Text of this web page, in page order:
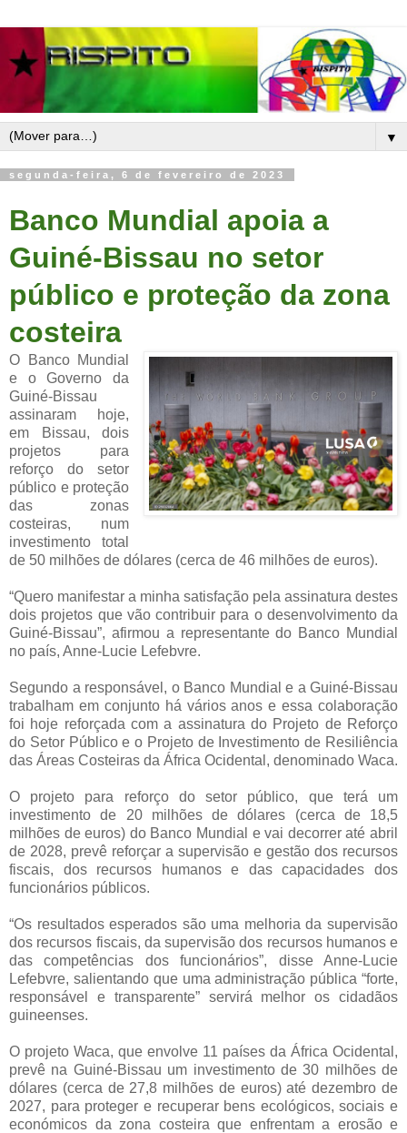
▼
segunda-feira, 6 de fevereiro de 2023
Banco Mundial apoia a
Guiné-Bissau no setor
público e proteção da zona
costeira
O Banco Mundial
e o Governo da
Guiné-Bissau
assinaram hoje,
em Bissau, dois
projetos para
reforço do setor
público e proteção
das zonas
costeiras, num
investimento total
de 50 milhões de dólares (cerca de 46 milhões de euros).
“Quero manifestar a minha satisfação pela assinatura destes
dois projetos que vão contribuir para o desenvolvimento da
Guiné-Bissau”, afirmou a representante do Banco Mundial
no país, Anne-Lucie Lefebvre.
Segundo a responsável, o Banco Mundial e a Guiné-Bissau
trabalham em conjunto há vários anos e essa colaboração
foi hoje reforçada com a assinatura do Projeto de Reforço
do Setor Público e o Projeto de Investimento de Resiliência
das Áreas Costeiras da África Ocidental, denominado Waca.
O projeto para reforço do setor público, que terá um
investimento de 20 milhões de dólares (cerca de 18,5
milhões de euros) do Banco Mundial e vai decorrer até abril
de 2028, prevê reforçar a supervisão e gestão dos recursos
fiscais, dos recursos humanos e das capacidades dos
funcionários públicos.
“Os resultados esperados são uma melhoria da supervisão
dos recursos fiscais, da supervisão dos recursos humanos e
das competências dos funcionários”, disse Anne-Lucie
Lefebvre, salientando que uma administração pública “forte,
responsável e transparente” servirá melhor os cidadãos
guineenses.
O projeto Waca, que envolve 11 países da África Ocidental,
prevê na Guiné-Bissau um investimento de 30 milhões de
dólares (cerca de 27,8 milhões de euros) até dezembro de
2027, para proteger e recuperar bens ecológicos, sociais e
económicos da zona costeira que enfrentam a erosão e